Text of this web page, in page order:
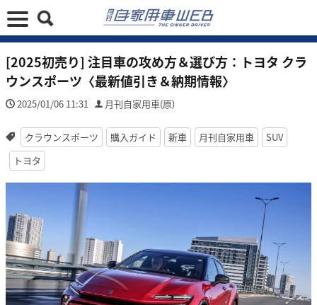
[2025初売り] 注目車の攻め方＆選び方：トヨタ クラ
ウンスポーツ〈最新値引き＆納期情報〉
2025/01/06 11:31 月刊自家用車(原)
クラウンスポーツ 購入ガイド 新車 月刊自家用車
SUV
トヨタ